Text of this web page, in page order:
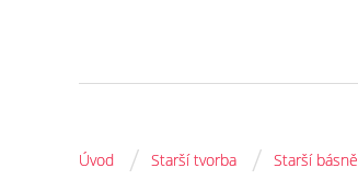
Úvod / Starší tvorba / Starší básně